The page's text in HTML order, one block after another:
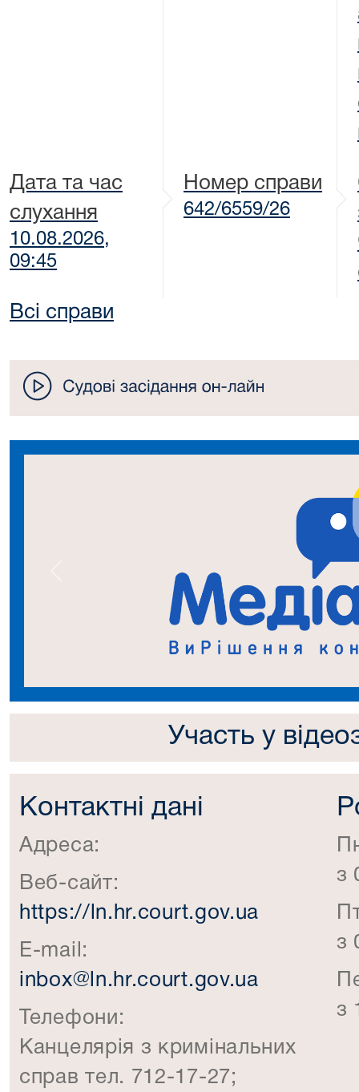
Дата та час
слухання
10.08.2026,
09:45
Номер справи
642/6559/26
Всі справи
Участь у
Контактні дані
Адреса:
Веб-сайт:
https://ln.hr.court.gov.ua
E-mail:
inbox@ln.hr.court.gov.ua
Телефони:
Канцелярія з кримінальних
справ тел. 712-17-27;
з
з
з